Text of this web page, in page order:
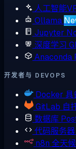
人工智能
Ollama
Jupyter
深度学习
Anaconda
开发者与 DEVOPS
Docker 具
GitLab 自
数据库
代码服务器
n8n 全天